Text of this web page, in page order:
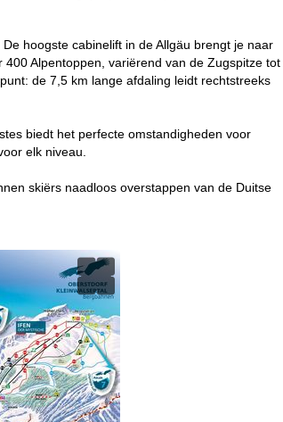
hoogste cabinelift in de Allgäu brengt je naar
Alpentoppen, variërend van de Zugspitze tot
de 7,5 km lange afdaling leidt rechtstreeks
biedt het perfecte omstandigheden voor
elk niveau.
skiërs naadloos overstappen van de Duitse